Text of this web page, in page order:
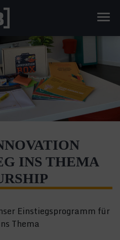
INS THEMA
Einstiegsprogramm für
Thema